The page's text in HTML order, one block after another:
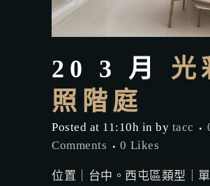
20 3 月
光
照階庭
Posted at 11:10h in by tacc
Comments
0 Likes
位置｜台中。西屯區類型｜